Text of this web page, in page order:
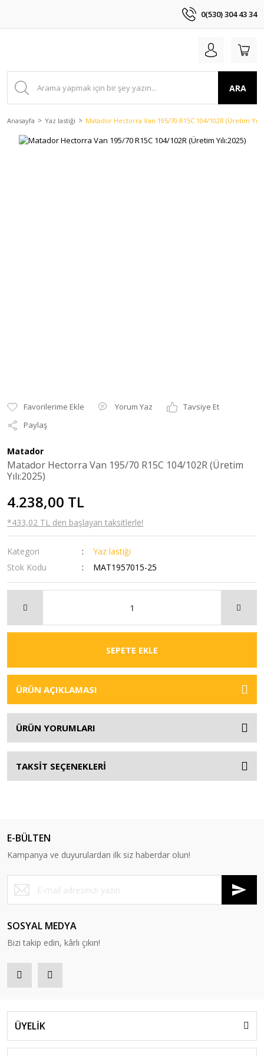
0(530) 304 43 34
ARA
Anasayfa Yaz lastiği Matador Hectorra Van 195/70 R15C 104/102R (Üretim
Yorum Yaz
Tavsiye Et
Paylaş
Matador
Matador Hectorra Van 195/70 R15C 104/102R (Üretim
Yılı:2025)
4.238,00 TL
*433,02 TL den başlayan taksitlerle!
Kategori
Yaz lastiği
Stok Kodu
MAT1957015-25
SEPETE EKLE
ÜRÜN AÇIKLAMASI
ÜRÜN YORUMLARI
TAKSİT SEÇENEKLERİ
E-BÜLTEN
Kampanya ve duyurulardan ilk siz haberdar olun!
SOSYAL MEDYA
Bizi takip edin, kârlı çıkın!
ÜYELİK